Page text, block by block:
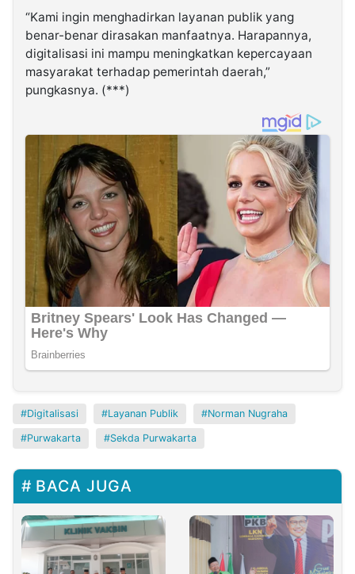
“Kami ingin menghadirkan layanan publik yang
benar-benar dirasakan manfaatnya. Harapannya,
digitalisasi ini mampu meningkatkan kepercayaan
masyarakat terhadap pemerintah daerah,”
pungkasnya. (***)
Digitalisasi Layanan Publik Norman Nugraha
Purwakarta Sekda Purwakarta
BACA JUGA